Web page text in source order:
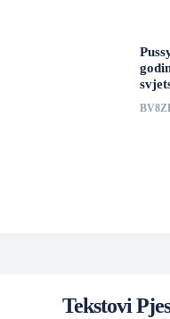
Tekstovi